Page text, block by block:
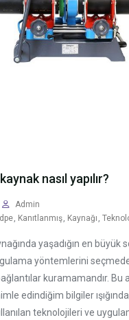
nasıl yapılır?
Admin
, Kanıtlanmış, Kaynağı ,
yaşadığın en büyük
yöntemlerini
kuramamandır. Bu
edindiğim bilgiler
teknolojileri ve